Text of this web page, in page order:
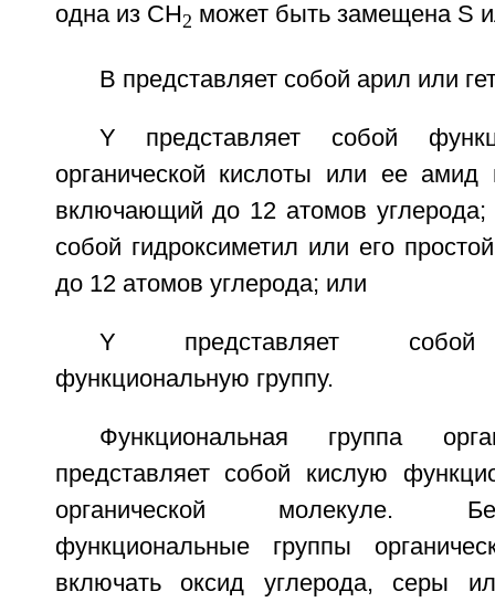
одна из СН2 может быть замещена S
В представляет собой арил или
Y представляет собой
органической кислоты или ее
включающий до 12 атомов углерода;
собой гидроксиметил или его
до 12 атомов углерода; или
Y представляет собой
функциональную группу.
Функциональная группа
представляет собой кислую
органической молекуле.
функциональные группы
включать оксид углерода, серы